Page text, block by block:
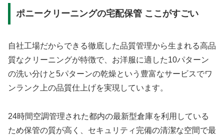
ポニークリーニングの宅配保管 ここがすごい
自社工場だからできる徹底した品質管理から生まれる高品
質なクリーニングが特徴で、お洋服に適した10パターン
の洗い分けと5パターンの乾燥という豊富なサービスでワ
ンランク上の品質仕上げを実現しています。
24時間空調管理された都内の最新型倉庫を利用している
ため保管の質が高く、セキュリティ完備の清潔な空間で最